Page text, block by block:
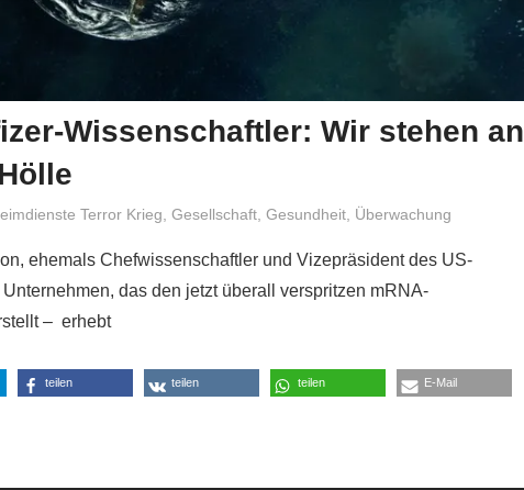
Wissenschaftler: Wir stehen an
Terror Krieg, Gesellschaft, Gesundheit, Überwachung
ehemals Chefwissenschaftler und Vizepräsident des US-
das den jetzt überall verspritzen mRNA-
– erhebt
teilen teilen teilen E-Mail